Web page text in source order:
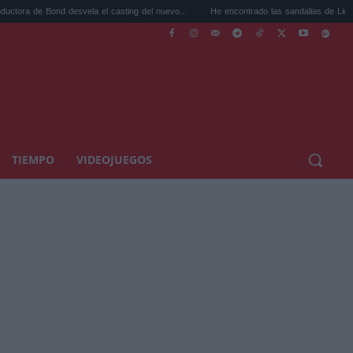
desvela el casting del nuevo... He encontrado las sandalias de Lidl a 7,99
TIEMPO VIDEOJUEGOS